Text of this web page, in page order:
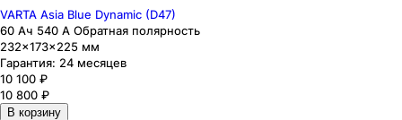
VARTA Asia Blue Dynamic (D47)
60 Ач 540 А Обратная полярность
232×173×225 мм
Гарантия: 24 месяцев
10 100 ₽
10 800 ₽
В корзину